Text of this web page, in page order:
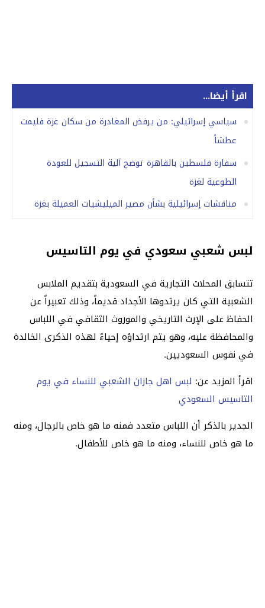
اقرأ أيضا...
سياسي إسرائيلي: من يرفض المغادرة من سكان غزة فليمت
عطشاً
سفارة فلسطين بالقاهرة توضح آلية التسجيل للعودة
الطوعية لغزة
مناقشات إسرائيلية بشأن مصير الميليشيات العميلة بغزة
لبس شعبي سعودي في يوم التاسيس
تتسابق المحلات التجارية في السعودية بتقديم الملابس
الشعبية التي كان يرتدوها الأجداد قديماً، وذلك تعبيراً عن
الحفاظ على الإرث التاريخي والموروث الثقافي في اللباس
والمحافظة عليه، وهو يتم ارتداؤه إحياءً لهذه الذكرى الخالدة
في نفوس السعوديين.
اقرأ المزيد عن: لبس اهل جازان الشعبي للنساء في يوم
التاسيس السعودي
الجدير بالذكر أن اللباس متعدد فمنه ما هو خاص بالرجال، ومنه
ما هو خاص للنساء، ومنه ما هو خاص للأطفال.